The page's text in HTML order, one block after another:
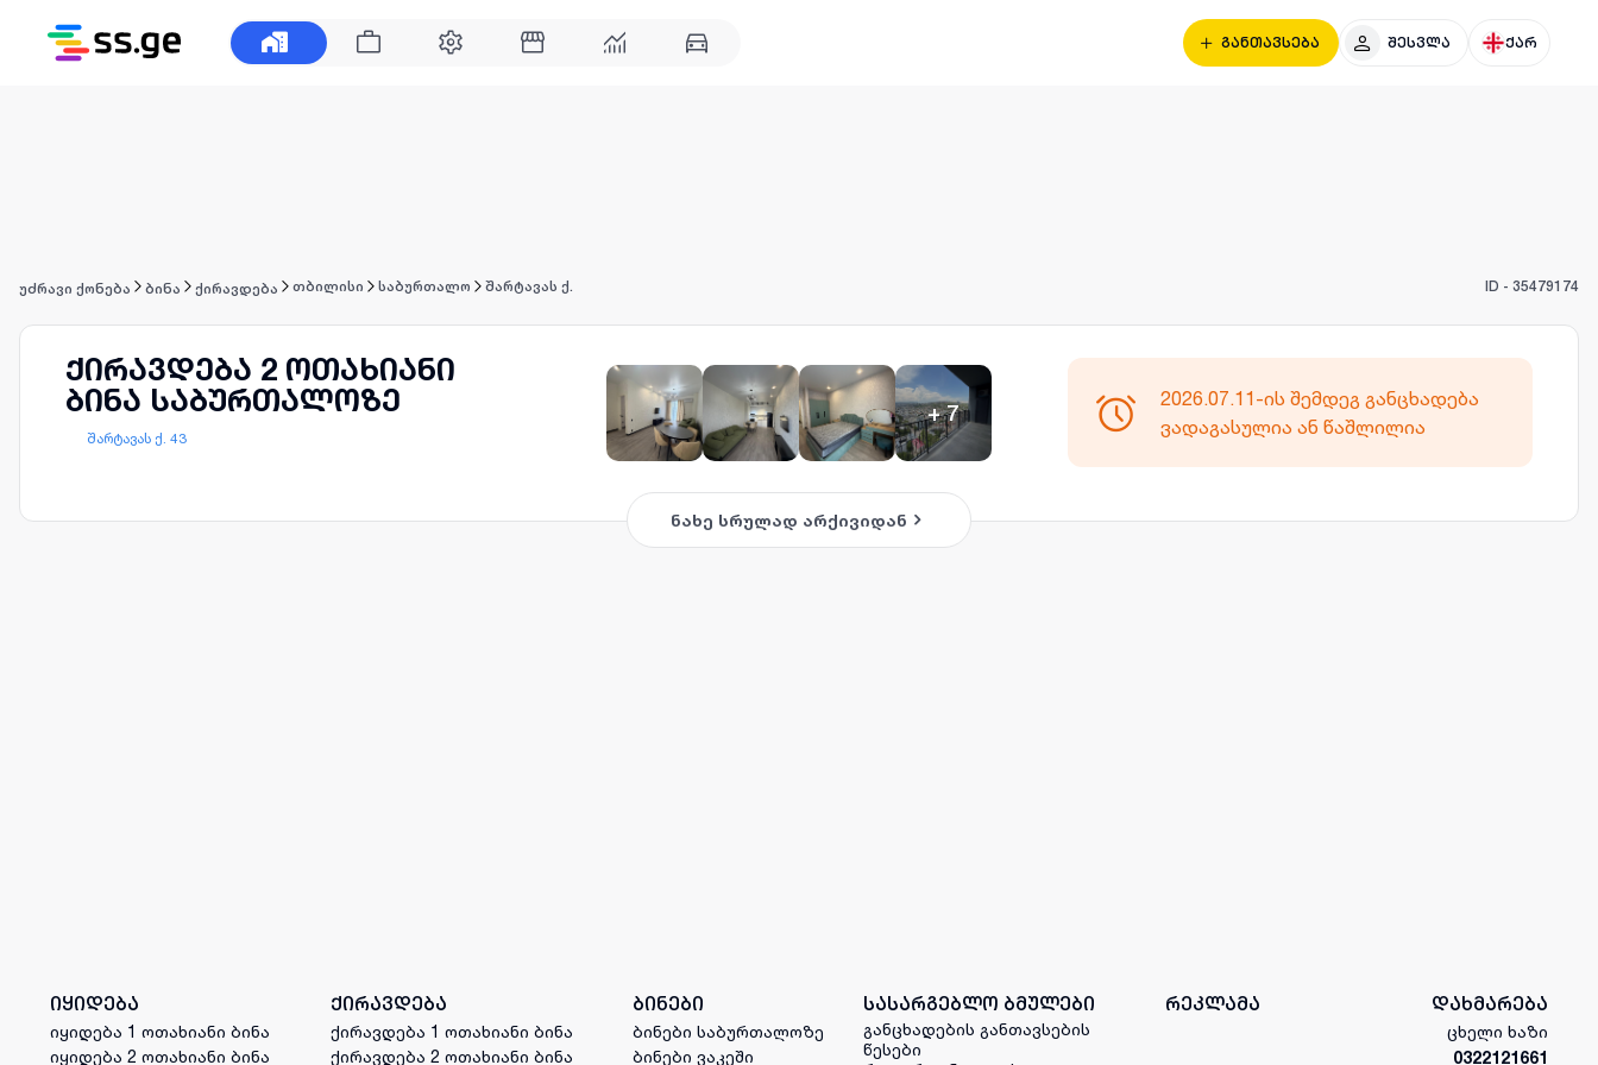
განთავსება შესვლა ქარ
უძრავი ქონება ბინა ქირავდება თბილისი საბურთალო შარტავას ქ. ID - 35479174
ქირავდება 2 ოთახიანი
ბინა საბურთალოზე
შარტავას ქ. 43
+7
2026.07.11-ის შემდეგ განცხადება
ვადაგასულია ან წაშლილია
ნახე სრულად არქივიდან
იყიდება
იყიდება 1 ოთახიანი ბინა
იყიდება 2 ოთახიანი ბინა
ქირავდება
ქირავდება 1 ოთახიანი ბინა
ქირავდება 2 ოთახიანი ბინა
ბინები
ბინები საბურთალოზე
ბინები ვაკეში
სასარგებლო ბმულები
განცხადების განთავსების
წესები
რეკლამა დახმარება
ცხელი ხაზი
0322121661